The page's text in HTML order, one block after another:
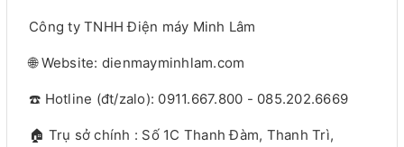
Công ty TNHH Điện máy Minh Lâm
🌐 Website: dienmayminhlam.com
☎️ Hotline (đt/zalo): 0911.667.800 - 085.202.6669
🏠 Trụ sở chính : Số 1C Thanh Đàm, Thanh Trì,